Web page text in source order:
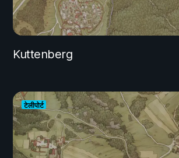
Kuttenberg
टेलीपोर्ट